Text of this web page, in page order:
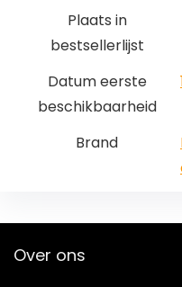
Plaats in
bestsellerlijst
Datum eerste
beschikbaarheid
Brand
Over ons